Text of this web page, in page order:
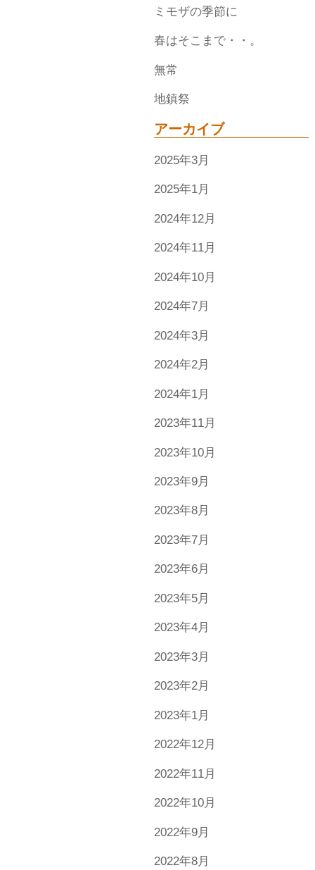
ミモザの季節に
春はそこまで・・。
無常
地鎮祭
アーカイブ
2025年3月
2025年1月
2024年12月
2024年11月
2024年10月
2024年7月
2024年3月
2024年2月
2024年1月
2023年11月
2023年10月
2023年9月
2023年8月
2023年7月
2023年6月
2023年5月
2023年4月
2023年3月
2023年2月
2023年1月
2022年12月
2022年11月
2022年10月
2022年9月
2022年8月